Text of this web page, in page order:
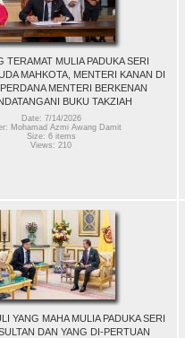
TERAMAT MULIA PADUKA SERI
MAHKOTA, MENTERI KANAN DI
MENTERI BERKENAN
BUKU TAKZIAH
Date: 7/14/2026
Mohamad Azmi Awang Damit
Size: 6 items
Views: 210
YANG MAHA MULIA PADUKA SERI
DAN YANG DI-PERTUAN